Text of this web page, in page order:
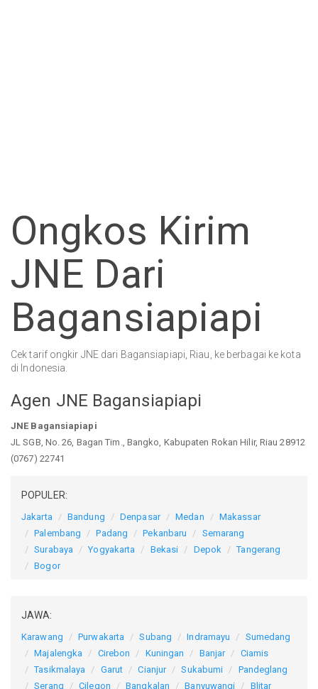
Ongkos Kirim
JNE Dari
Bagansiapiapi
Cek tarif ongkir JNE dari Bagansiapiapi, Riau, ke berbagai ke kota
di Indonesia.
Agen JNE Bagansiapiapi
JNE Bagansiapiapi
JL SGB, No. 26, Bagan Tim., Bangko, Kabupaten Rokan Hilir, Riau 28912
(0767) 22741
POPULER:
Jakarta Bandung Denpasar Medan
Makassar
Palembang
Padang Pekanbaru
Semarang
Surabaya
Yogyakarta Bekasi Depok
Tangerang
Bogor
JAWA:
Karawang Purwakarta Subang Indramayu
Sumedang
Majalengka
Cirebon Kuningan Banjar
Ciamis
Tasikmalaya
Garut Cianjur Sukabumi
Pandeglang
Serang
Cilegon Bangkalan Banyuwangi Blitar